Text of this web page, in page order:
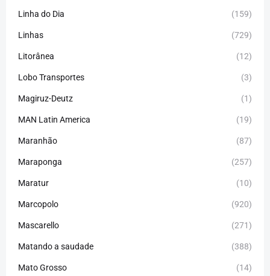
Linha do Dia (159)
Linhas (729)
Litorânea (12)
Lobo Transportes (3)
Magiruz-Deutz (1)
MAN Latin America (19)
Maranhão (87)
Maraponga (257)
Maratur (10)
Marcopolo (920)
Mascarello (271)
Matando a saudade (388)
Mato Grosso (14)